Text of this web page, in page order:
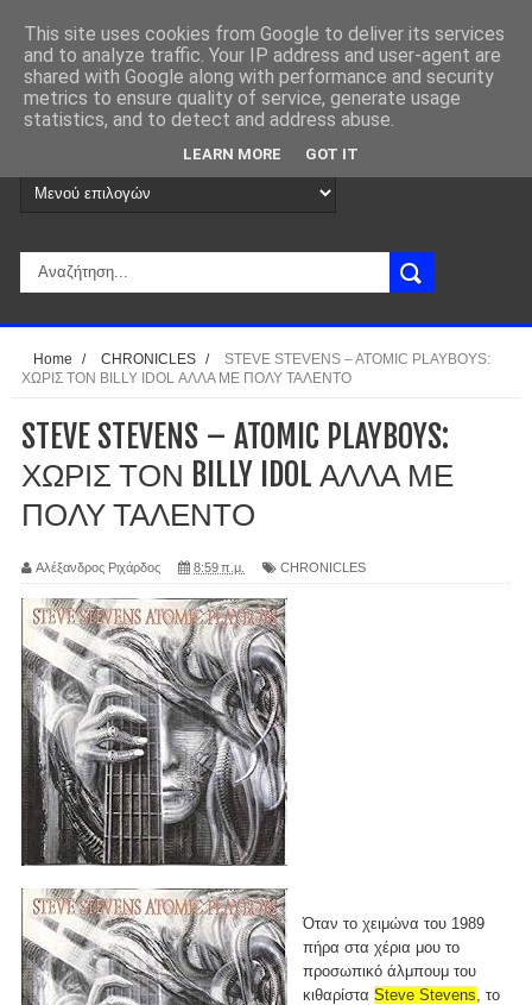
Home / CHRONICLES /
STEVE STEVENS – ATOMIC PLAYBOYS:
ΧΩΡΙΣ ΤΟΝ BILLY IDOL ΑΛΛΑ ΜΕ ΠΟΛΥ ΤΑΛΕΝΤΟ
STEVE STEVENS – ATOMIC PLAYBOYS:
ΧΩΡΙΣ ΤΟΝ BILLY IDOL ΑΛΛΑ ΜΕ
ΠΟΛΥ ΤΑΛΕΝΤΟ
Αλέξανδρος Ριχάρδος 8:59 π.μ. CHRONICLES
Όταν το χειμώνα του 1989
πήρα στα χέρια μου το
προσωπικό άλμπουμ του
κιθαρίστα Steve Stevens , το
This site uses cookies from Google to deliver its services
and to analyze traffic. Your IP address and user-agent are
shared with Google along with performance and security
metrics to ensure quality of service, generate usage
statistics, and to detect and address abuse.
LEARN MORE GOT IT